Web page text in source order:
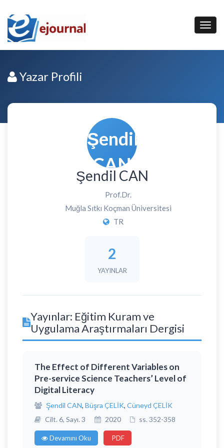
Yazar Profili
Şendil CAN
Prof.Dr.
Muğla Sıtkı Koçman Üniversitesi
TR
2
YAYINLAR
Yayınlar: Eğitim Kuram ve
Uygulama Araştırmaları Dergisi
The Effect of Different Variables on
Pre-service Science Teachers’ Level of
Digital Literacy
Şendil CAN, Büşra ÇELİK, Cüneyd ÇELİK
Cilt. 6, Sayı. 3
2020 ss. 352-358
Devamını Oku PDF